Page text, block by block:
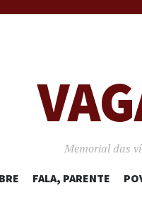
Memorial das
FALA, PARENTE